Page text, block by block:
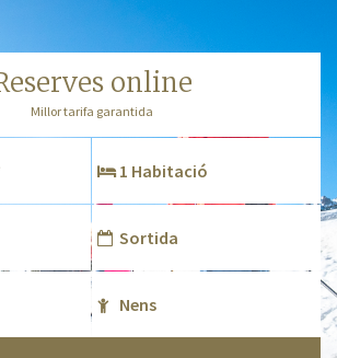
reserves online
Millor tarifa garantida